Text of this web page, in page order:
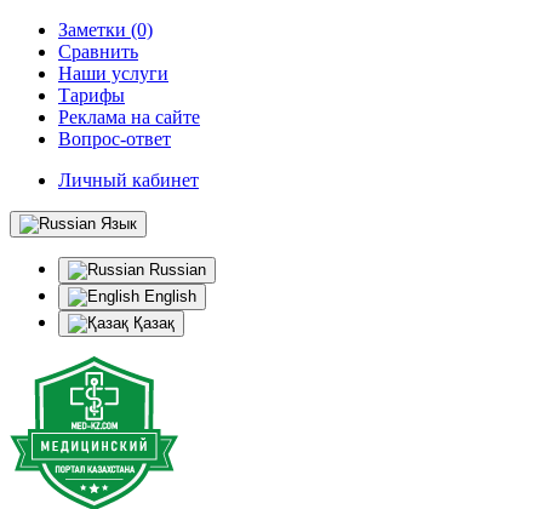
Заметки (0)
Сравнить
Наши услуги
Тарифы
Реклама на сайте
Вопрос-ответ
Личный кабинет
Язык
Russian
English
Қазақ